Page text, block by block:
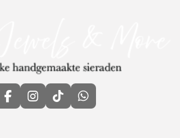
F
a
I
n
T
i
W
h